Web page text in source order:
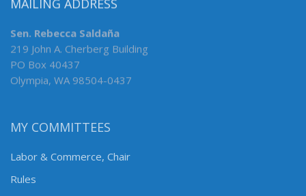
MAILING ADDRESS
Sen. Rebecca Saldaña
219 John A. Cherberg Building
PO Box 40437
Olympia, WA 98504-0437
MY COMMITTEES
Labor & Commerce, Chair
Rules